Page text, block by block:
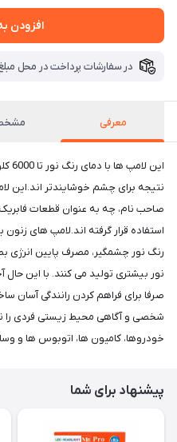
افزودن
در سفارشات پرداخت در محل مبلغ 127000 تومان علی الحساب و بدون بازگشت بابت هزینه ارسال دریافت
معرفی
نتیجه برای چشم خوشایندتر اند.این
صاحب نام، چه به عنوان قطعات
استفاده قرار گرفته اند.لامپ های
نور بیشتری تولید می کنند. با این
صرفا برای فراهم کردن رانندگی آسان
شخصی و آگاهی محیط زیستی فردی را
خودروها، کامیون ها، اتوبوس ها و
پیشنهاد برای شما